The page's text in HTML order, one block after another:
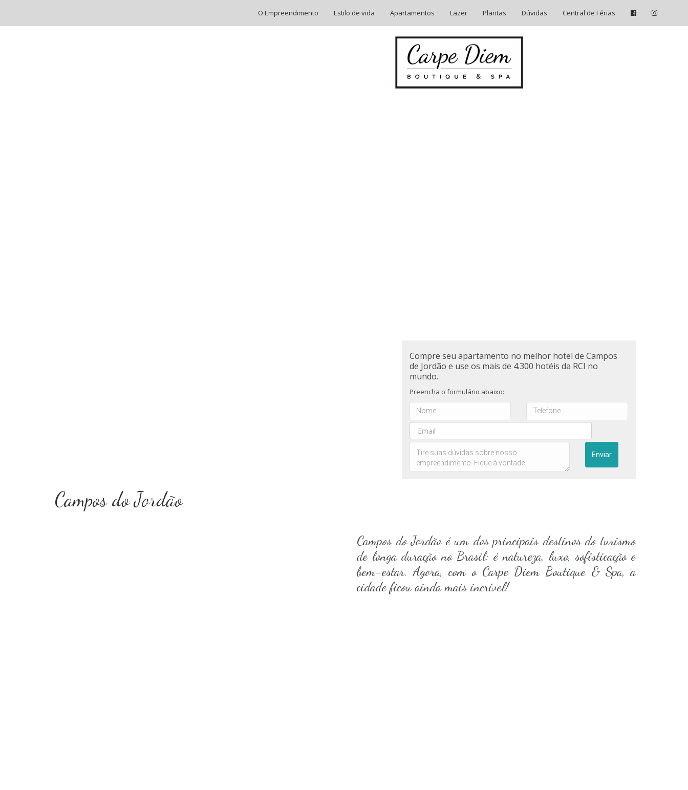
O Empreendimento Estilo de vida Apartamentos Lazer Plantas Dúvidas Central de Férias
Compre seu apartamento no melhor hotel de Campos
de Jordão e use os mais de 4.300 hotéis da RCI no
mundo.
Preencha o formulário abaixo:
Campos do Jordão
Campos do Jordão é um dos principais destinos do turismo
de longa duração no Brasil: é natureza, luxo, sofisticação e
bem-estar. Agora, com o Carpe Diem Boutique & Spa, a
cidade ficou ainda mais incrível!